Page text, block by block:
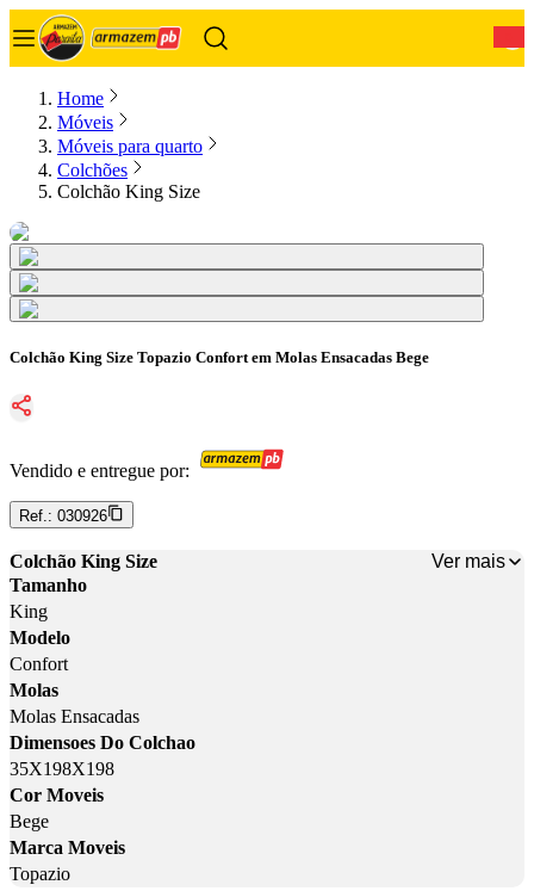
Home
Móveis
Móveis para quarto
Colchões
Colchão King Size
Colchão King Size Topazio Confort em Molas Ensacadas Bege
Vendido e entregue por:
Ref.: 030926
Colchão King Size
Ver mais
Tamanho
King
Modelo
Confort
Molas
Molas Ensacadas
Dimensoes Do Colchao
35X198X198
Cor Moveis
Bege
Marca Moveis
Topazio